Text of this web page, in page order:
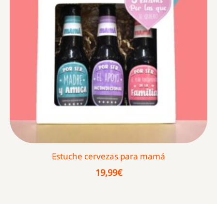
Estuche cervezas para mamá
19,99€